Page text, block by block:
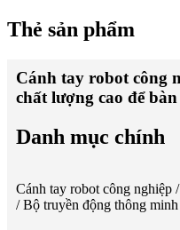
Thẻ sản phẩm
Cánh tay robot công
chất lượng cao để bàn
Danh mục chính
Cánh tay robot công nghiệp
/ Bộ truyền động thông